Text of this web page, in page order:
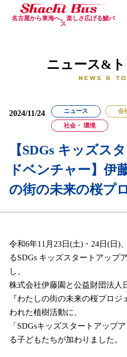
名古屋から東海へ。楽しさ広げる鯱バ
ス
ニュース&
NEWS &
2024/11/24 ニュース 会
社会・ 環境
【SDGs キッズス
ドベンチャー】伊
の街の未来の桜プ
令和6年11月23日(土)・24日(日)
るSDGs キッズスタートアップ
し、
株式会社伊藤園と公益財団法人
『わたしの街の未来の桜プロ
われた植樹活動に、
「SDGsキッズスタートアップ
る子どもたちが加わりました。